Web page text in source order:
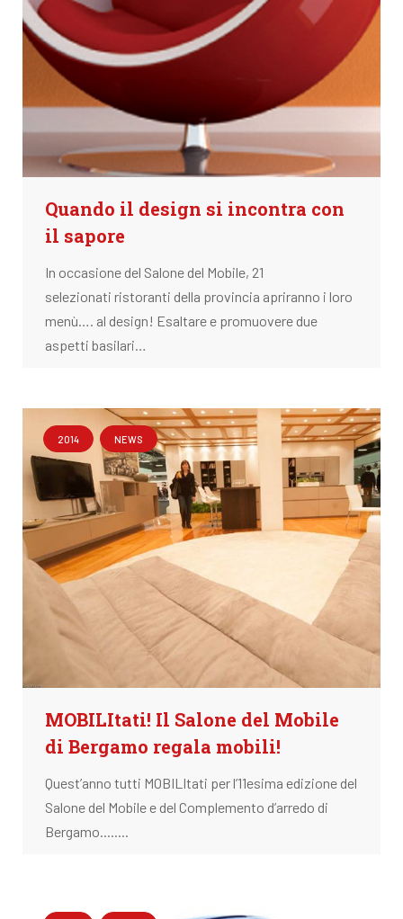
Quando il design si incontra con
il sapore
In occasione del Salone del Mobile, 21
selezionati ristoranti della provincia apriranno i loro
menù…. al design! Esaltare e promuovere due
aspetti basilari…
2014 NEWS
MOBILItati! Il Salone del Mobile
di Bergamo regala mobili!
Quest’anno tutti MOBILItati per l’11esima edizione del
Salone del Mobile e del Complemento d’arredo di
Bergamo........